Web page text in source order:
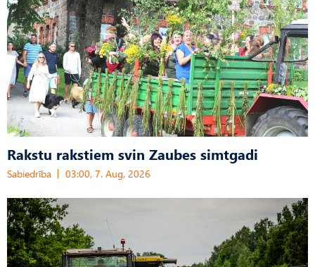
Rakstu rakstiem svin Zaubes simtgadi
Sabiedrība 03:00, 7. Aug, 2026